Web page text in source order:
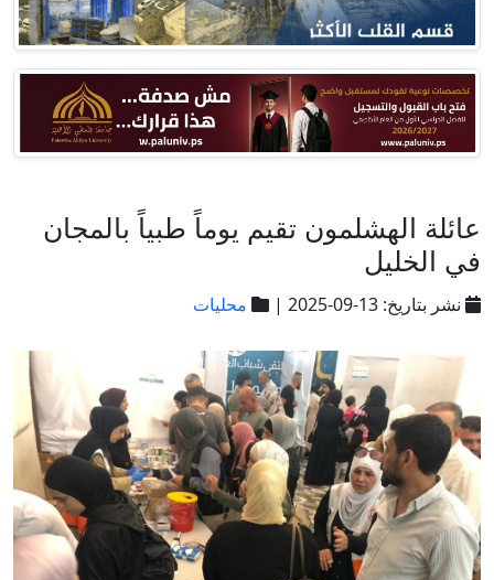
عائلة الهشلمون تقيم يوماً طبياً بالمجان
في الخليل
نشر بتاريخ: 13-09-2025 | محليات